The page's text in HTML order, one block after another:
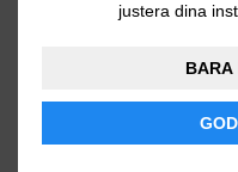
justera dina
BARA
mina